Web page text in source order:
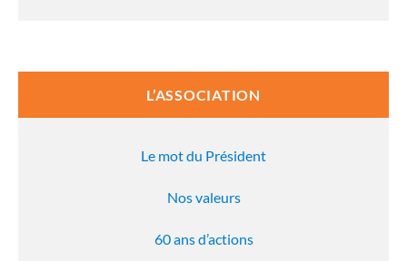
L’ASSOCIATION
Le mot du Président
Nos valeurs
60 ans d’actions